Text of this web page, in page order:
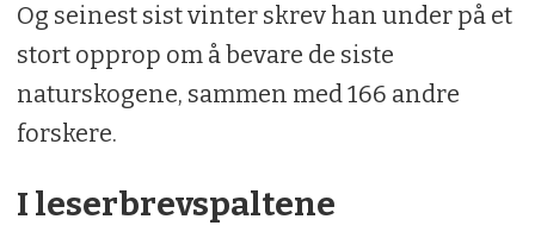
Og seinest sist vinter skrev han under på et
stort opprop om å bevare de siste
naturskogene, sammen med 166 andre
forskere.
I leserbrevspaltene